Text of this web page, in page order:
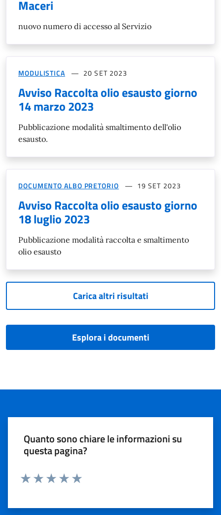
Maceri
nuovo numero di accesso al Servizio
MODULISTICA 20 SET 2023
Avviso Raccolta olio esausto giorno
14 marzo 2023
Pubblicazione modalità smaltimento dell'olio
esausto.
DOCUMENTO ALBO PRETORIO 19 SET 2023
Avviso Raccolta olio esausto giorno
18 luglio 2023
Pubblicazione modalità raccolta e smaltimento
olio esausto
Carica altri risultati
Esplora i documenti
Quanto sono chiare le informazioni su
questa pagina?